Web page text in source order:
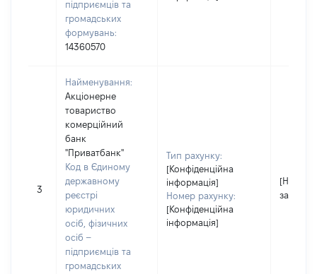
підприємців та
громадських
формувань:
14360570
3
Найменування:
Акціонерне
товариство
комерційний
банк
"Приватбанк"
Код в Єдиному
державному
реєстрі
юридичних
осіб, фізичних
осіб –
підприємців та
громадських
Тип рахунку:
[Конфіденційна
інформація]
Номер рахунку:
[Конфіденційна
інформація]
[Не